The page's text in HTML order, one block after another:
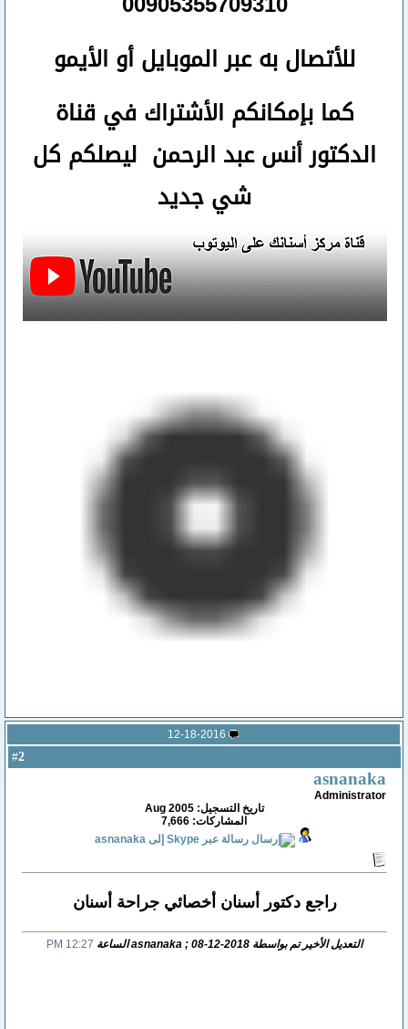
للأتصالبه عبر الموبايل أو الأيمو
كما بإمكانكم الأشتراك في قناة
الدكتور أنس عبد الرحمن ليصلكم كل
شي جديد
12-18-2016
2
asnanaka
Administrator
تاريخ التسجيل: Aug 2005
المشاركات: 7,666
راجع دكتور أسنان أخصائي جراحة أسنان
التعديل الأخير تم بواسطة asnanaka ; 08-12-2018 الساعة 12:27 PM